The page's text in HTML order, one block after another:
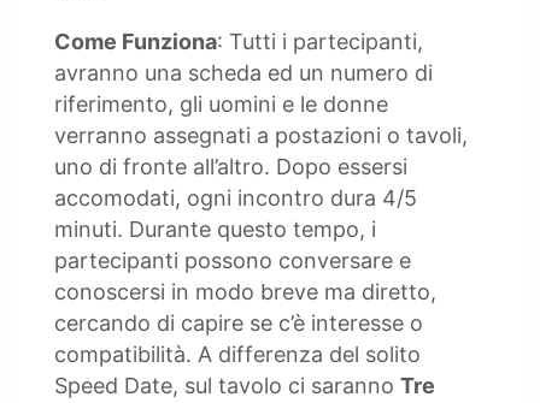
Come Funziona: Tutti i partecipanti,
avranno una scheda ed un numero di
riferimento, gli uomini e le donne
verranno assegnati a postazioni o tavoli,
uno di fronte all’altro. Dopo essersi
accomodati, ogni incontro dura 4/5
minuti. Durante questo tempo, i
partecipanti possono conversare e
conoscersi in modo breve ma diretto,
cercando di capire se c’è interesse o
compatibilità. A differenza del solito
Speed Date, sul tavolo ci saranno Tre